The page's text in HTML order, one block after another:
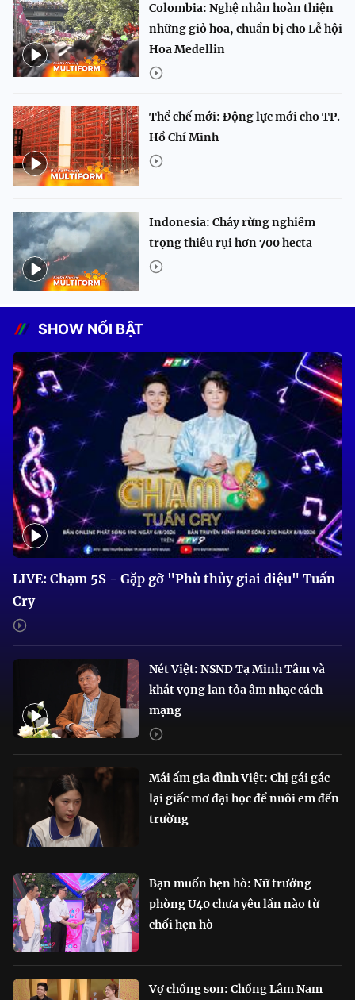
Colombia: Nghệ nhân hoàn thiện
những giỏ hoa, chuẩn bị cho Lễ hội
Hoa Medellin
Thể chế mới: Động lực mới cho TP.
Hồ Chí Minh
Indonesia: Cháy rừng nghiêm
trọng thiêu rụi hơn 700 hecta
SHOW NỔI BẬT
LIVE: Chạm 5S - Gặp gỡ "Phù thủy giai điệu" Tuấn
Cry
Nét Việt: NSND Tạ Minh Tâm và
khát vọng lan tỏa âm nhạc cách
mạng
Mái ấm gia đình Việt: Chị gái gác
lại giấc mơ đại học để nuôi em đến
trường
Bạn muốn hẹn hò: Nữ trưởng
phòng U40 chưa yêu lần nào từ
chối hẹn hò
Vợ chồng son: Chồng Lâm Nam